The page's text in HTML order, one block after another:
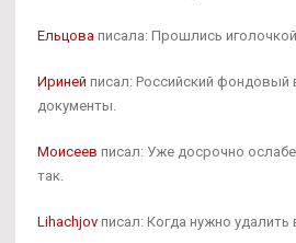
Ельцова писала: Прошлись
Ириней писал: Российский фондовый
документы.
Моисеев писал: Уже досрочно
так.
Lihachjov писал: Когда нужно удалить